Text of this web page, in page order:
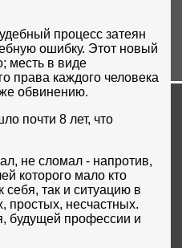
процесс затеян
ошибку. Этот новый
месть в виде
права каждого человека
обвинению.
почти 8 лет, что
не сломал - напротив,
которого мало кто
себя, так и ситуацию в
простых, несчастных.
будущей профессии и